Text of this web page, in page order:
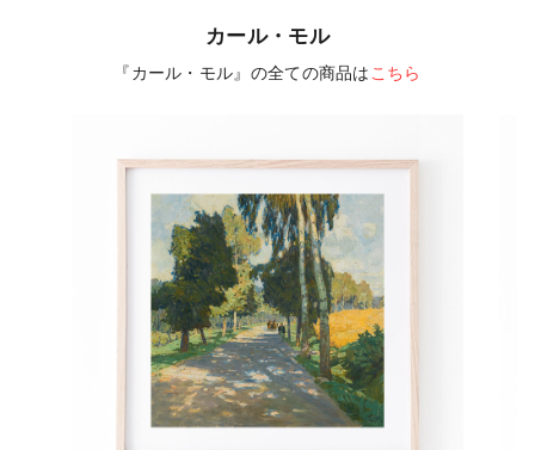
カール・モル
『カール・モル』の全ての商品は こちら